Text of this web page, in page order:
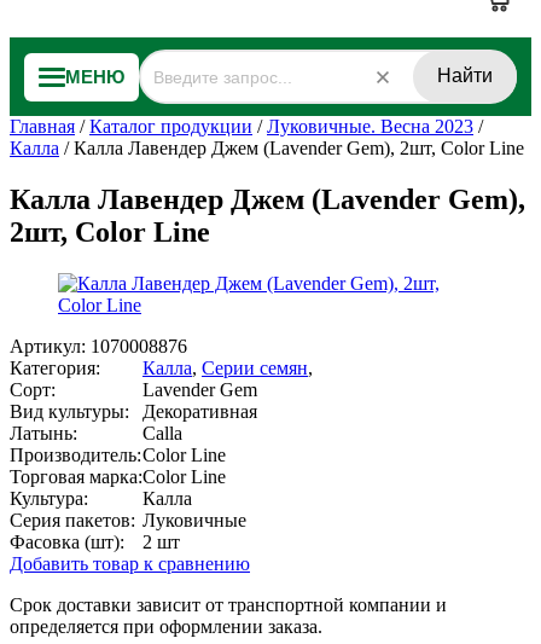
МЕНЮ Найти
Главная /Каталог продукции /Луковичные. Весна 2023 /
Калла /Калла Лавендер Джем (Lavender Gem), 2шт, Color Line
Калла Лавендер Джем (Lavender Gem),
2шт, Color Line
Артикул: 1070008876
Категория:
Калла, Серии семян,
Сорт:
Lavender Gem
Вид культуры:
Декоративная
Латынь:
Calla
Производитель:Color Line
Торговая марка:Color Line
Культура:
Калла
Серия пакетов: Луковичные
Фасовка (шт):
2 шт
Добавить товар к сравнению
Срок доставки зависит от транспортной компании и
определяется при оформлении заказа.